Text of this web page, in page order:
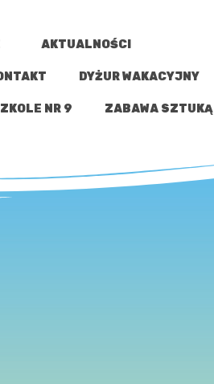
AKTUALNOŚCI
DYŻUR WAKACYJNY
NR 9 ZABAWA SZTUKĄ